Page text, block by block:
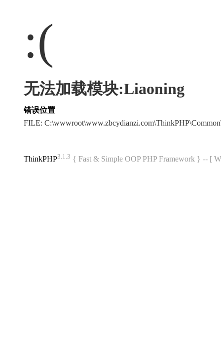
:(
无法加载模块:Liaoning
错误位置
FILE:
ThinkPHP3.1.3 { Fast & Simple OOP PHP Framework } -- [